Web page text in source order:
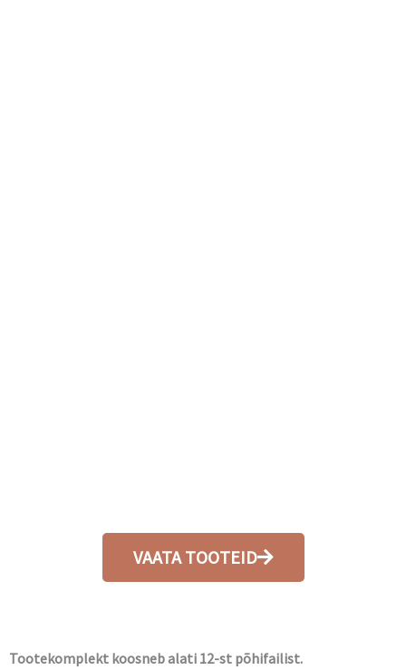
VAATA TOOTEID
Tootekomplekt koosneb alati 12-st põhifailist.